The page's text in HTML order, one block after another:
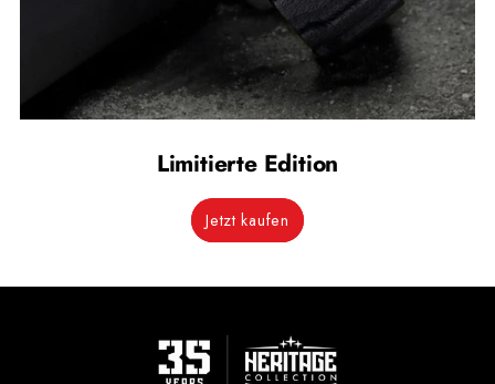
Limitierte Edition
Jetzt kaufen